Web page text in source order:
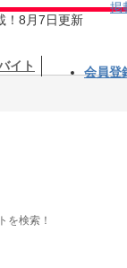
！8月7日更新
掲
イト 会員登
を検索！